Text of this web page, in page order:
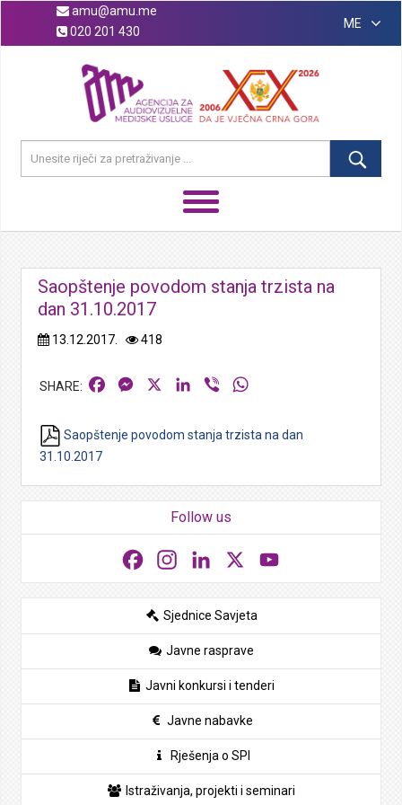
amu@amu.me
020 201 430
ME
Saopštenje povodom stanja trzista na
dan 31.10.2017
13.12.2017. 418
FacebookMessengerLinkedIn
Viber
Saopštenje povodom stanja trzista na dan
31.10.2017
Follow us
FacebookInstagramLinkedIn
Sjednice Savjeta
Javne rasprave
Javni konkursi i tenderi
Javne nabavke
Rješenja o SPI
Istraživanja, projekti i seminari